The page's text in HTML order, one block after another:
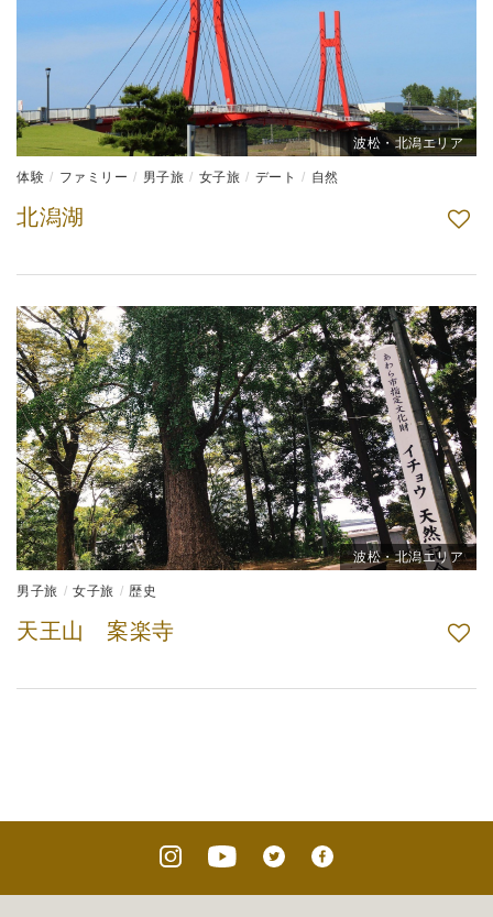
波松・北潟エリア
体験 ファミリー 男子旅 女子旅 デート 自然
北潟湖
波松・北潟エリア
男子旅 女子旅 歴史
天王山 案楽寺